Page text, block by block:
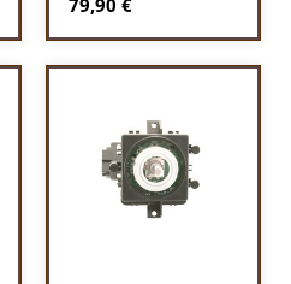
79,90 €